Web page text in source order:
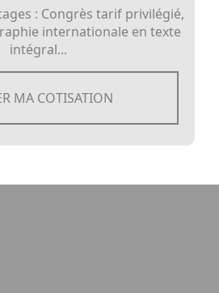
: Congrès tarif privilégié,
internationale en texte
intégral...
MA COTISATION